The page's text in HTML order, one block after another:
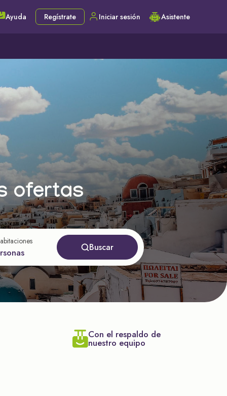
Ayuda Regístrate Iniciar sesión Asistente
ofertas
Buscar
Con el respaldo de
nuestro equipo